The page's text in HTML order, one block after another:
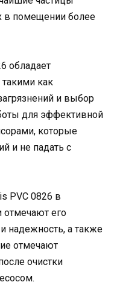
в помещении более
обладает
как
и выбор
для эффективной
которые
и не падать с
PVC 0826 в
его
надежность, а также
отмечают
очистки